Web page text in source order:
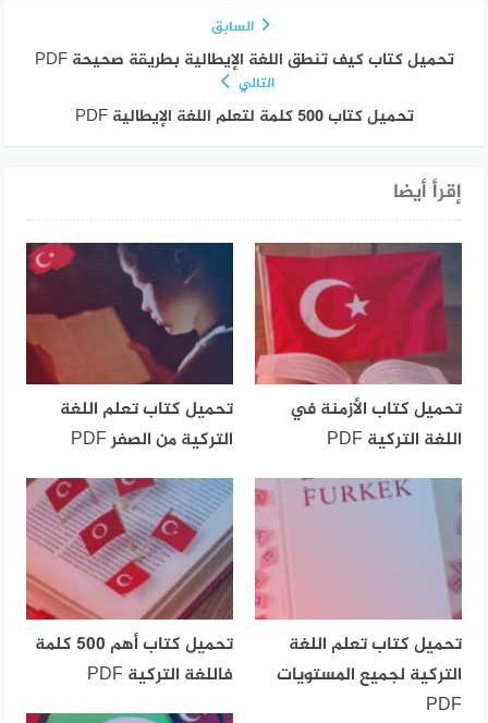
السابق
تحميل كتاب كيف تنطق اللغة الإيطالية بطريقة صحيحة PDF
التالي
تحميل كتاب 500 كلمة لتعلم اللغة الإيطالية PDF
إقرأ أيضا
تحميل كتاب الأزمنة في
اللغة التركية PDF
تحميل كتاب تعلم اللغة
التركية من الصفر PDF
تحميل كتاب تعلم اللغة
التركية لجميع المستويات
PDF
تحميل كتاب أهم 500 كلمة
فاللغة التركية PDF